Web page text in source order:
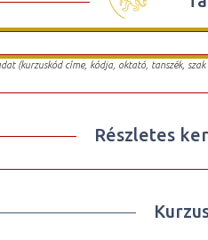
(kurzuskód címe, kódja, oktató, tanszék,
Részletes